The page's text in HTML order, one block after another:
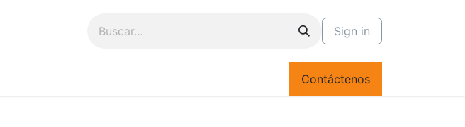
Sign in
Contáctenos